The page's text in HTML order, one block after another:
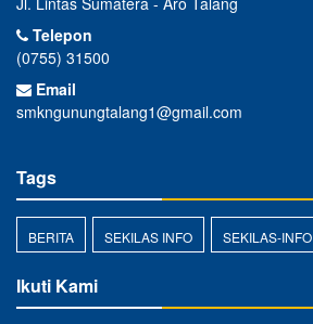
Telepon
(0755) 31500
Email
smkngunungtalang1@gmail.com
Tags
BERITA SEKILAS INFO SEKILAS-INFO
Ikuti Kami